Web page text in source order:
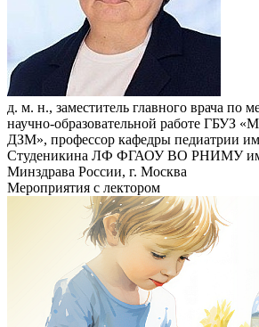
д. м. н., заместитель главного врача по
научно-образовательной работе ГБУЗ
ДЗМ», профессор кафедры педиатрии
Студеникина ЛФ ФГАОУ ВО РНИМУ
Минздрава России, г. Москва
Мероприятия с лектором